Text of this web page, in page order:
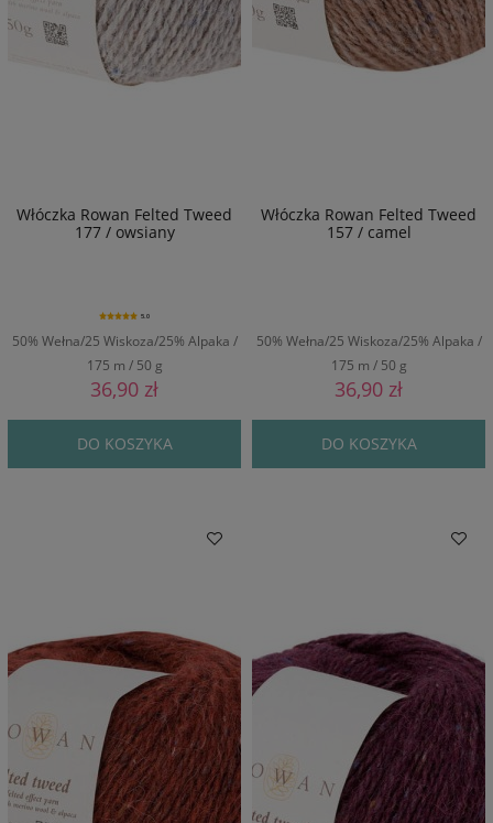
Włóczka Rowan Felted Tweed
177 / owsiany
50% Wełna/25 Wiskoza/25% Alpaka /
175 m / 50 g
5.0
36,90 zł
DO KOSZYKA
Włóczka Rowan Felted Tweed
157 / camel
50% Wełna/25 Wiskoza/25% Alpaka /
175 m / 50 g
36,90 zł
DO KOSZYKA